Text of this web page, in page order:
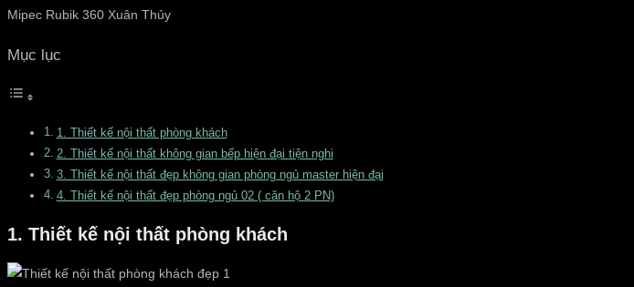
Mipec Rubik 360 Xuân Thủy
Mục lục
1. Thiết kế nội thất phòng khách
2. Thiết kế nội thất không gian bếp hiện đại tiện nghi
3. Thiết kế nội thất đẹp không gian phòng ngủ master hiện đại
4. Thiết kế nội thất đẹp phòng ngủ 02 ( căn hộ 2 PN)
1. Thiết kế nội thất phòng khách